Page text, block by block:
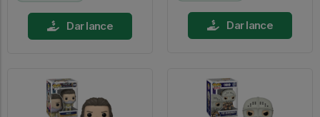
Dar lance Dar lance